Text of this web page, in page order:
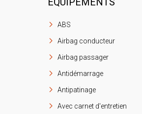
ABS
Airbag conducteur
Airbag passager
Antidémarrage
Antipatinage
Avec carnet d'entretien